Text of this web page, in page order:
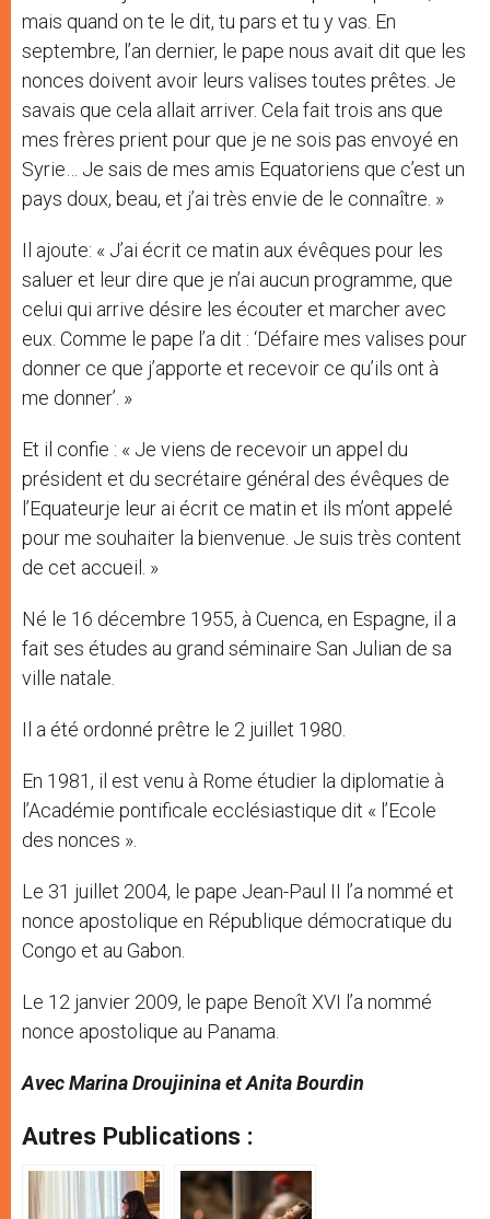
mais quand on te le dit, tu pars et tu y vas. En
septembre, l’an dernier, le pape nous avait dit que les
nonces doivent avoir leurs valises toutes prêtes. Je
savais que cela allait arriver. Cela fait trois ans que
mes frères prient pour que je ne sois pas envoyé en
Syrie… Je sais de mes amis Equatoriens que c’est un
pays doux, beau, et j’ai très envie de le connaître. »
Il ajoute: « J’ai écrit ce matin aux évêques pour les
saluer et leur dire que je n’ai aucun programme, que
celui qui arrive désire les écouter et marcher avec
eux. Comme le pape l’a dit : ‘Défaire mes valises pour
donner ce que j’apporte et recevoir ce qu’ils ont à
me donner’. »
Et il confie : « Je viens de recevoir un appel du
président et du secrétaire général des évêques de
l’Equateurje leur ai écrit ce matin et ils m’ont appelé
pour me souhaiter la bienvenue. Je suis très content
de cet accueil. »
Né le 16 décembre 1955, à Cuenca, en Espagne, il a
fait ses études au grand séminaire San Julian de sa
ville natale.
Il a été ordonné prêtre le 2 juillet 1980.
En 1981, il est venu à Rome étudier la diplomatie à
l’Académie pontificale ecclésiastique dit « l’Ecole
des nonces ».
Le 31 juillet 2004, le pape Jean-Paul II l’a nommé et
nonce apostolique en République démocratique du
Congo et au Gabon.
Le 12 janvier 2009, le pape Benoît XVI l’a nommé
nonce apostolique au Panama.
Avec Marina Droujinina et Anita Bourdin
Autres Publications :